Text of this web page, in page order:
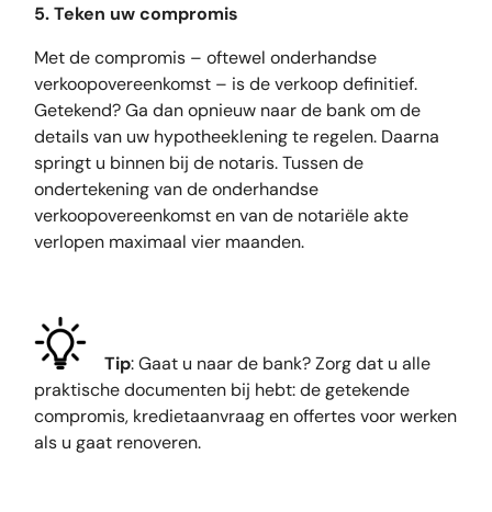
5. Teken uw compromis
Met de compromis – oftewel onderhandse
verkoopovereenkomst – is de verkoop definitief.
Getekend? Ga dan opnieuw naar de bank om de
details van uw hypotheeklening te regelen. Daarna
springt u binnen bij de notaris. Tussen de
ondertekening van de onderhandse
verkoopovereenkomst en van de notariële akte
verlopen maximaal vier maanden.
Tip: Gaat u naar de bank? Zorg dat u alle
praktische documenten bij hebt: de getekende
compromis, kredietaanvraag en offertes voor werken
als u gaat renoveren.